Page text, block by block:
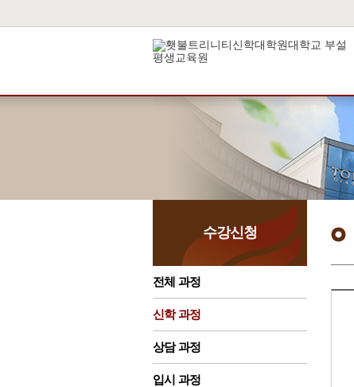
수강신청
전체 과정
신학 과정
상담 과정
입시 과정